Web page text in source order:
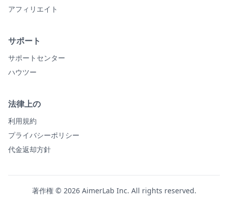
アフィリエイト
サポート
サポートセンター
ハウツー
法律上の
利用規約
プライバシーポリシー
代金返却方針
著作権 © 2026 AimerLab Inc. All rights reserved.